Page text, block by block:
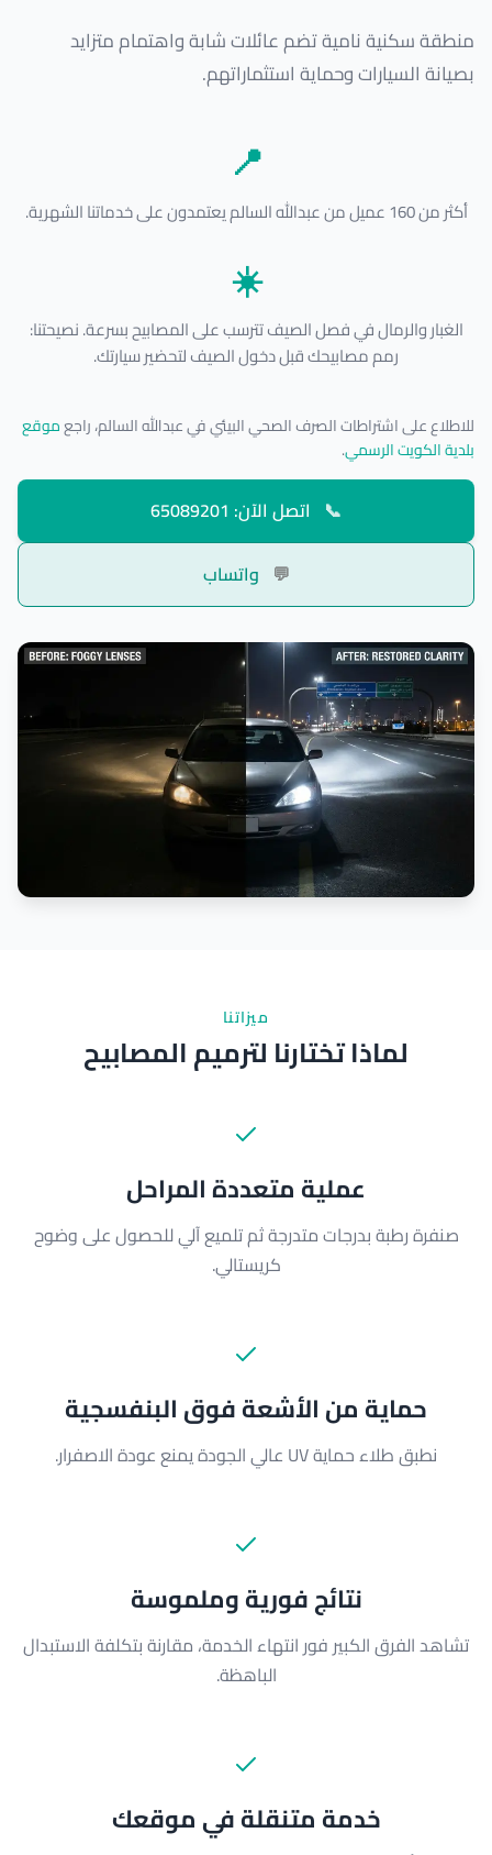
منطقة سكنية نامية تضم عائلات شابة واهتمام متزايد
بصيانة السيارات وحماية استثماراتهم.
📍
أكثر من 160 عميل من عبدالله السالم يعتمدون على خدماتنا الشهرية.
☀️
الغبار والرمال في فصل الصيف تترسب على المصابيح بسرعة. نصيحتنا:
رمم مصابيحك قبل دخول الصيف لتحضير سيارتك.
للاطلاع على اشتراطات الصرف الصحي البيئي في عبدالله السالم، راجعموقع
بلدية الكويت الرسمي.
📞 اتصل الآن: 65089201
💬 واتساب
ميزاتنا
لماذا تختارنا لترميم المصابيح
عملية متعددة المراحل
صنفرة رطبة بدرجات متدرجة ثم تلميع آلي للحصول على وضوح
كريستالي.
حماية من الأشعة فوق البنفسجية
نطبق طلاء حماية UV عالي الجودة يمنع عودة الاصفرار.
نتائج فورية وملموسة
تشاهد الفرق الكبير فور انتهاء الخدمة، مقارنة بتكلفة الاستبدال
الباهظة.
خدمة متنقلة في موقعك